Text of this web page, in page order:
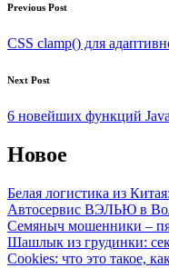
Post
navigation
Previous Post
CSS clamp() для
Next Post
6 новейших функций
Новое
Белая логистика из
Автосервис ВЭЛЬЮ в
Семяныч мошенники –
Шашлык из грудинки:
Cookies: что это такое,